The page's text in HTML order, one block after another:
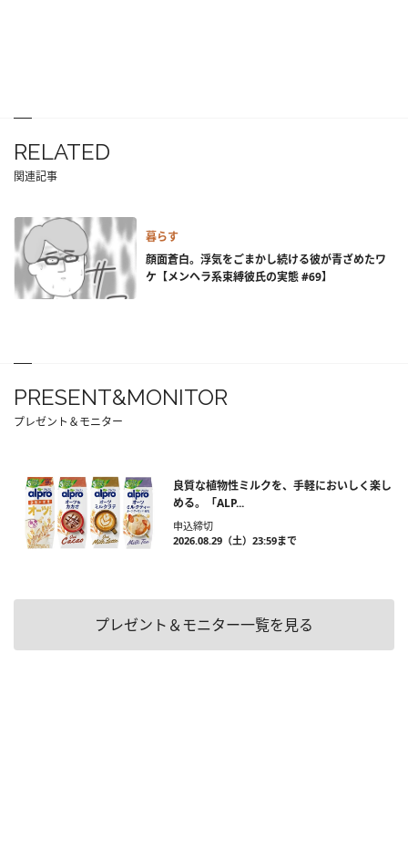
RELATED
関連記事
暮らす
顔面蒼白。浮気をごまかし続ける彼が青ざめたワ
ケ【メンヘラ系束縛彼氏の実態 #69】
PRESENT&MONITOR
プレゼント＆モニター
良質な植物性ミルクを、手軽においしく楽し
める。「ALP...
申込締切
2026.08.29（土）23:59まで
プレゼント＆モニター一覧を見る